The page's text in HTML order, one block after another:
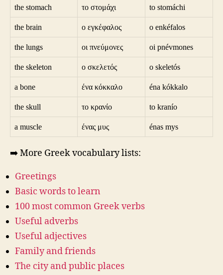
the stomach το στομάχι to stomáchi
the brain ο εγκέφαλος o enkéfalos
the lungs οι πνεύμονες oi pnévmones
the skeleton ο σκελετός o skeletós
a bone ένα κόκκαλο éna kókkalo
the skull το κρανίο to kranío
a muscle ένας μυς énas mys
➡️ More Greek vocabulary lists:
Greetings
Basic words to learn
100 most common Greek verbs
Useful adverbs
Useful adjectives
Family and friends
The city and public places